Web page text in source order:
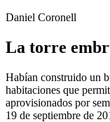
Daniel Coronell
La torre
Habían construido un
habitaciones que
aprovisionados por
19 de septiembre de